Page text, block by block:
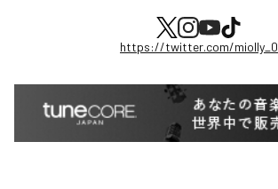
https://twitter.com/miolly_0